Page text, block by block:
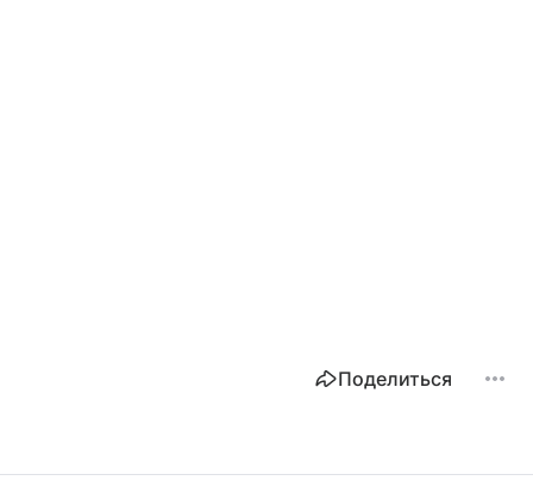
Поделиться